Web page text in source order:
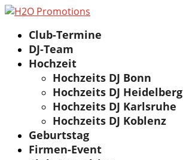
Club-Termine
DJ-Team
Hochzeit
Hochzeits DJ Bonn
Hochzeits DJ Heidelberg
Hochzeits DJ Karlsruhe
Hochzeits DJ Koblenz
Geburtstag
Firmen-Event